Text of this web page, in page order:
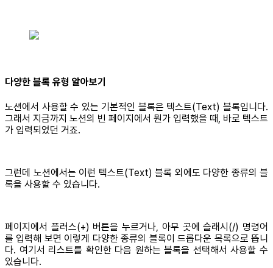
다양한 블록 유형 알아보기
노션에서 사용할 수 있는 기본적인 블록은 텍스트(Text) 블록입니다.
그래서 지금까지 노션의 빈 페이지에서 뭔가 입력했을 때, 바로 텍스트
가 입력되었던 거죠.
그런데 노션에서는 이런 텍스트(Text) 블록 외에도 다양한 종류의 블
록을 사용할 수 있습니다.
페이지에서 플러스(+) 버튼을 누르거나, 아무 곳에 슬래시(/) 명령어
를 입력해 보면 이렇게 다양한 종류의 블록이 드롭다운 목록으로 뜹니
다. 여기서 리스트를 확인한 다음 원하는 블록을 선택해서 사용할 수
있습니다.